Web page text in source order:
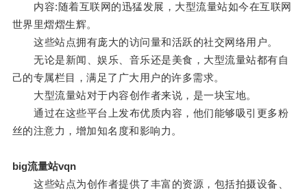
内容:随着互联网的迅猛发展，大型流量站如今在互联网
世界里熠熠生辉。
这些站点拥有庞大的访问量和活跃的社交网络用户。
无论是新闻、娱乐、音乐还是美食，大型流量站都有自
己的专属栏目，满足了广大用户的许多需求。
大型流量站对于内容创作者来说，是一块宝地。
通过在这些平台上发布优质内容，他们能够吸引更多粉
丝的注意力，增加知名度和影响力。
big流量站vqn
这些站点为创作者提供了丰富的资源，包括拍摄设备、